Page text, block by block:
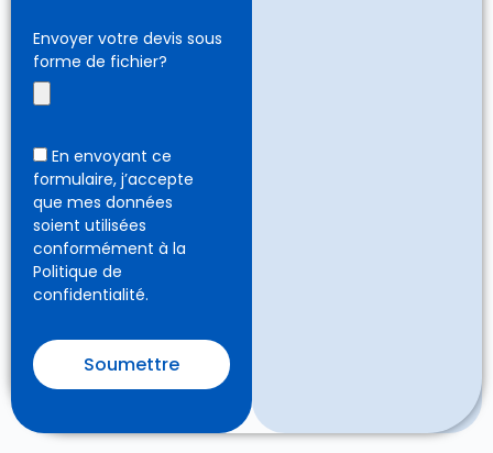
Envoyer votre devis sous
forme de fichier?
En envoyant ce
formulaire, j’accepte
que mes données
soient utilisées
conformément à la
Politique de
confidentialité.
Soumettre